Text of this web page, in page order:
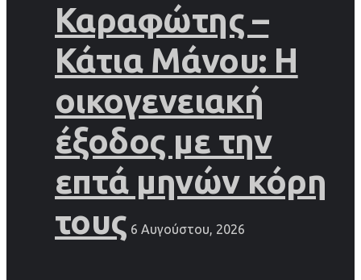
Καραφώτης –
Κάτια Μάνου: Η
οικογενειακή
έξοδος με την
επτά μηνών κόρη
τους 6 Αυγούστου, 2026